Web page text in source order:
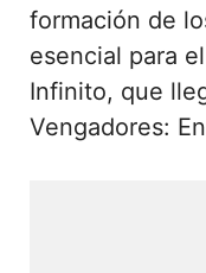
formación de
esencial para
Infinito, que
Vengadores: